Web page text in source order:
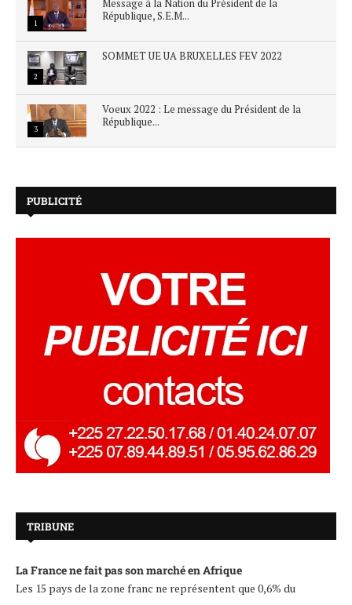
1
Message à la Nation du Président de la
République, S.E.M...
2
SOMMET UE UA BRUXELLES FEV 2022
3
Voeux 2022 : Le message du Président de la
République...
PUBLICITÉ
TRIBUNE
La France ne fait pas son marché en Afrique
Les 15 pays de la zone franc ne représentent que 0,6% du